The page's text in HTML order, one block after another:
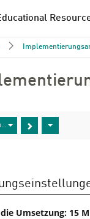
des
Umsetzung: 15